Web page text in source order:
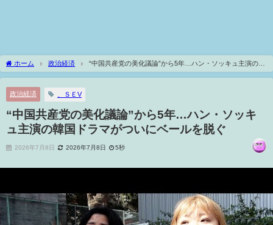
ホーム 政治経済
“中国共産党の美化議論”から5年…ハン・ソッキュ主演の韓
国ドラマがついにベールを脱ぐ
政治経済 、ＳＥV
“中国共産党の美化議論”から5年…ハン・ソッキ
ュ主演の韓国ドラマがついにベールを脱ぐ
2026年7月8日 2026年7月8日 5秒